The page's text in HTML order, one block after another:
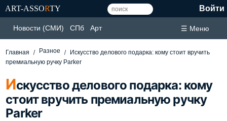
ART-ASSORTY Войти
Новости (СМИ) СПб Арт ☰ Меню
Главная Разное
Искусство делового подарка: кому стоит вручить
премиальную ручку Parker
Искусство делового подарка: кому
стоит вручить премиальную ручку
Parker